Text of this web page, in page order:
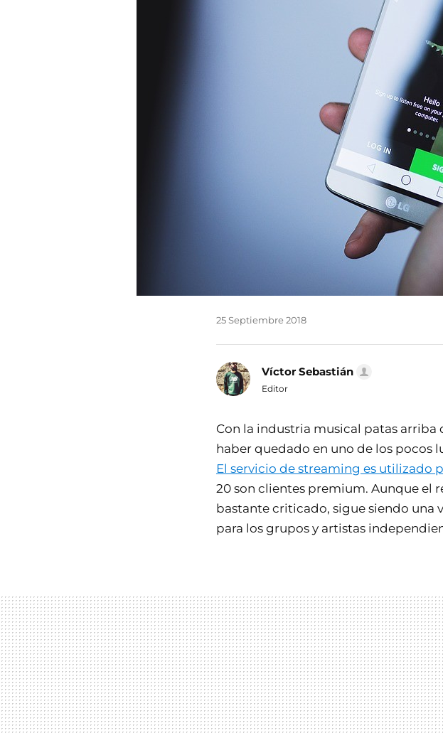
25 Septiembre 2018
Víctor Sebastián
Editor
Con la industria musical patas arriba
haber quedado en uno de los pocos
El servicio de streaming es utilizado
20 son clientes premium. Aunque el
bastante criticado, sigue siendo una
para los grupos y artistas